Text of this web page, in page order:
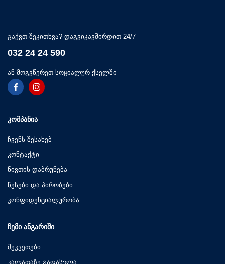
გაქვთ შეკითხვა? დაგვიკავშირდით 24/7
032 24 24 590
ან მოგვწერეთ სოციალურ ქსელში
ᲙᲝᲛᲞᲐᲜᲘᲐ
ჩვენს შესახებ
კონტაქტი
ნივთის დაბრუნება
წესები და პირობები
კონფიდენციალურობა
ᲩᲔᲛᲘ ᲐᲜᲒᲐᲠᲘᲨᲘ
შეკვეთები
კალათაზე გადასვლა